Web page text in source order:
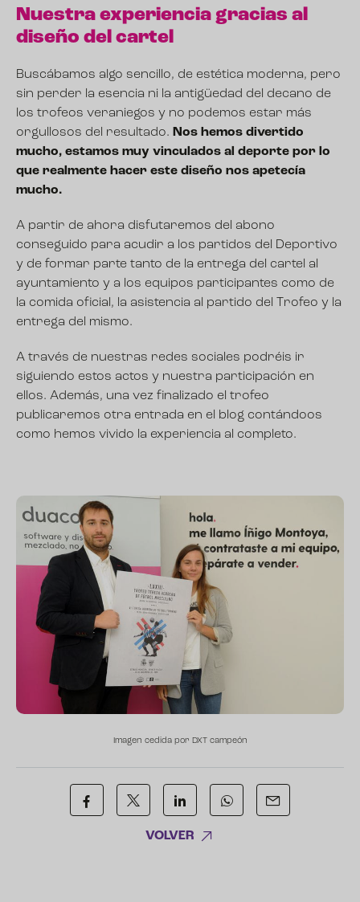
Nuestra experiencia gracias al
diseño del cartel
Buscábamos algo sencillo, de estética moderna, pero
sin perder la esencia ni la antigüedad del decano de
los trofeos veraniegos y no podemos estar más
orgullosos del resultado. Nos hemos divertido
mucho, estamos muy vinculados al deporte por lo
que realmente hacer este diseño nos apetecía
mucho.
A partir de ahora disfutaremos del abono
conseguido para acudir a los partidos del Deportivo
y de formar parte tanto de la entrega del cartel al
ayuntamiento y a los equipos participantes como de
la comida oficial, la asistencia al partido del Trofeo y la
entrega del mismo.
A través de nuestras redes sociales podréis ir
siguiendo estos actos y nuestra participación en
ellos. Además, una vez finalizado el trofeo
publicaremos otra entrada en el blog contándoos
como hemos vivido la experiencia al completo.
Imagen cedida por DXT campeón
VOLVER